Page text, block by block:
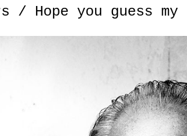
/ Hope you guess my